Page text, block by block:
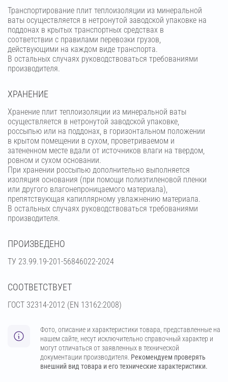
Транспортирование плит теплоизоляции из минеральной
ваты осуществляется в нетронутой заводской упаковке на
поддонах в крытых транспортных средствах в
соответствии с правилами перевозки грузов,
действующими на каждом виде транспорта.
В остальных случаях руководствоваться требованиями
производителя.
ХРАНЕНИЕ
Хранение плит теплоизоляции из минеральной ваты
осуществляется в нетронутой заводской упаковке,
россыпью или на поддонах, в горизонтальном положении
в крытом помещении в сухом, проветриваемом и
затененном месте вдали от источников влаги на твердом,
ровном и сухом основании.
При хранении россыпью дополнительно выполняется
изоляция основания (при помощи полиэтиленовой пленки
или другого влагонепроницаемого материала),
препятствующая капиллярному увлажнению материала.
В остальных случаях руководствоваться требованиями
производителя.
ПРОИЗВЕДЕНО
ТУ 23.99.19-201-56846022-2024
СООТВЕТСТВУЕТ
ГОСТ 32314-2012 (ЕN 13162:2008)
Фото, описание и характеристики товара, представленные на
нашем сайте, несут исключительно справочный характер и
могут отличаться от заявленных в технической
документации производителя. Рекомендуем проверять
внешний вид товара и его технические характеристики.